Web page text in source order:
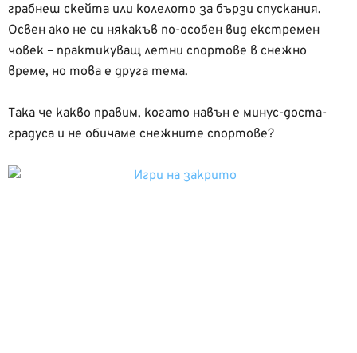
грабнеш скейта или колелото за бързи спускания.
Освен ако не си някакъв по-особен вид екстремен
човек – практикуващ летни спортове в снежно
време, но това е друга тема.
Така че какво правим, когато навън е минус-доста-
градуса и не обичаме снежните спортове?